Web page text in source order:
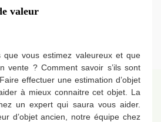
valeur
que vous estimez valeureux et que
vente ? Comment savoir s’ils sont
effectuer une estimation d’objet
à mieux connaitre cet objet. La
un expert qui saura vous aider.
d’objet ancien, notre équipe chez